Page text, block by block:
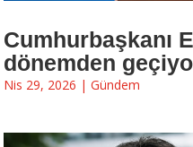
Cumhurbaşkanı
dönemden
Nis 29, 2026 | Gündem